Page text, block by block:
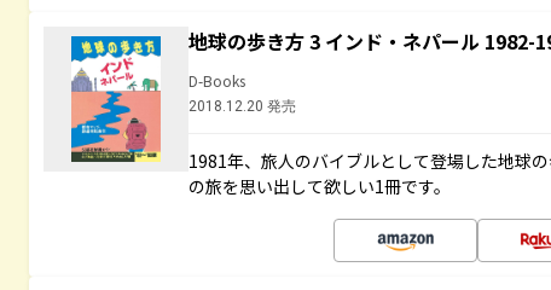
地球の歩き方 3 インド・ネパール 1982-
D-Books
2018.12.20 発売
1981年、旅人のバイブルとして登場した地球
の旅を思い出して欲しい1冊です。